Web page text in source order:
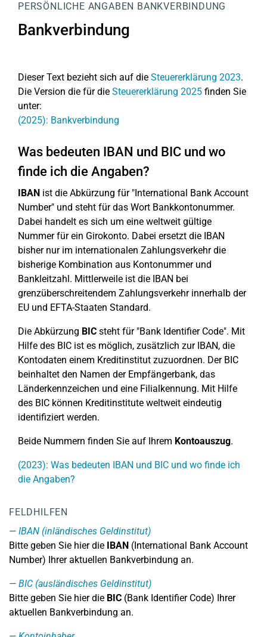
PERSÖNLICHE ANGABEN BANKVERBINDUNG
Bankverbindung
Dieser Text bezieht sich auf die Steuererklärung 2023.
Die Version die für die Steuererklärung 2025 finden Sie
unter:
(2025): Bankverbindung
Was bedeuten IBAN und BIC und wo
finde ich die Angaben?
IBAN ist die Abkürzung für "International Bank Account
Number" und steht für das Wort Bankkontonummer.
Dabei handelt es sich um eine weltweit gültige
Nummer für ein Girokonto. Dabei ersetzt die IBAN
bisher nur im internationalen Zahlungsverkehr die
bisherige Kombination aus Kontonummer und
Bankleitzahl. Mittlerweile ist die IBAN bei
grenzüberschreitendem Zahlungsverkehr innerhalb der
EU und EFTA-Staaten Standard.
Die Abkürzung BIC steht für "Bank Identifier Code". Mit
Hilfe des BIC ist es möglich, zusätzlich zur IBAN, die
Kontodaten einem Kreditinstitut zuzuordnen. Der BIC
beinhaltet den Namen der Empfängerbank, das
Länderkennzeichen und eine Filialkennung. Mit Hilfe
des BIC können Kreditinstitute weltweit eindeutig
identifiziert werden.
Beide Nummern finden Sie auf Ihrem Kontoauszug.
(2023): Was bedeuten IBAN und BIC und wo finde ich
die Angaben?
FELDHILFEN
IBAN (inländisches Geldinstitut)
Bitte geben Sie hier die IBAN (International Bank Account
Number) Ihrer aktuellen Bankverbindung an.
BIC (ausländisches Geldinstitut)
Bitte geben Sie hier die BIC (Bank Identifier Code) Ihrer
aktuellen Bankverbindung an.